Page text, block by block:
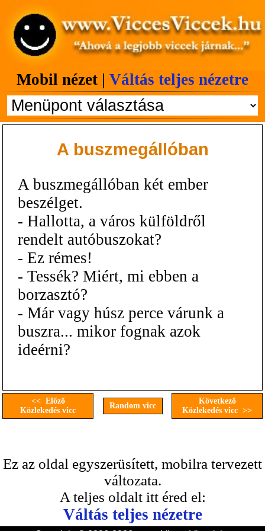
Mobil nézet | Váltás teljes nézetre
A buszmegállóban
A buszmegállóban két ember
beszélget.
- Hallotta, a város külföldről
rendelt autóbuszokat?
- Ez rémes!
- Tessék? Miért, mi ebben a
borzasztó?
- Már vagy húsz perce várunk a
buszra... mikor fognak azok
ideérni?
<< Előző
Közlekedés vicc
Random vicc
Következő
Közlekedés vicc >>
Ez az oldal egyszerüsített, mobilra tervezett
változata.
A teljes oldalt itt éred el:
Váltás teljes nézetre